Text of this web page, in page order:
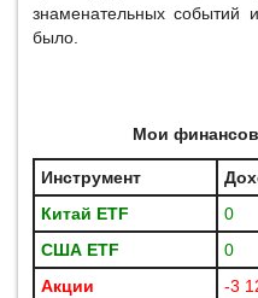
знаменательных событий
было.
Мои
Инструмент
Китай ETF
0
США ETF 0
Акции
-3